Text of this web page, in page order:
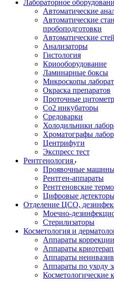
Лабораторное
Автоматические
Автоматические
пробоподготовки
Автоматические
Анализаторы
Гистология
Криооборудование
Ламинарные боксы
Микроскопы
Окраска препаратов
Проточные
Со2 инкубаторы
Средоварки
Холодильники
Хроматографы
Центрифуги
Экспресс тест
Рентгенология
Проявочные
Рентген-аппараты
Рентгеновские
Цифровые
Отделение ЦСО,
Моечно-
Стерилизаторы
Косметология и
Аппараты
Аппараты
Аппараты
Аппараты по уходу
Косметологические